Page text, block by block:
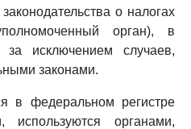
о налогах
орган), в
исключением случаев,
законами.
в федеральном регистре
используются органами,